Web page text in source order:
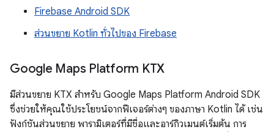
Firebase Android SDK
ส่วนขยาย Kotlin ทั่วไปของ Firebase
Google Maps Platform KTX
มีส่วนขยาย KTX สำหรับ Google Maps Platform Android SDK
ซึ่งช่วยให้คุณใช้ประโยชน์จากฟีเจอร์ต่างๆ ของภาษา Kotlin ได้ เช่น
ฟังก์ชันส่วนขยาย พารามิเตอร์ที่มีชื่อและอาร์กิวเมนต์เริ่มต้น การ